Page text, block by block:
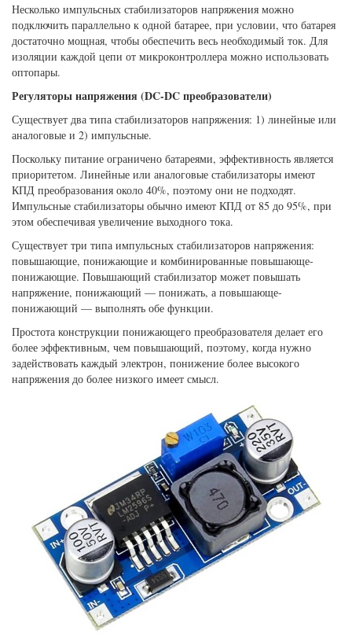
Несколько импульсных стабилизаторов напряжения можно
подключить параллельно к одной батарее, при условии, что батарея
достаточно мощная, чтобы обеспечить весь необходимый ток. Для
изоляции каждой цепи от микроконтроллера можно использовать
оптопары.
Регуляторы напряжения (DC-DC преобразователи)
Существует два типа стабилизаторов напряжения: 1) линейные или
аналоговые и 2) импульсные.
Поскольку питание ограничено батареями, эффективность является
приоритетом. Линейные или аналоговые стабилизаторы имеют
КПД преобразования около 40%, поэтому они не подходят.
Импульсные стабилизаторы обычно имеют КПД от 85 до 95%, при
этом обеспечивая увеличение выходного тока.
Существует три типа импульсных стабилизаторов напряжения:
повышающие, понижающие и комбинированные повышающе-
понижающие. Повышающий стабилизатор может повышать
напряжение, понижающий — понижать, а повышающе-
понижающий — выполнять обе функции.
Простота конструкции понижающего преобразователя делает его
более эффективным, чем повышающий, поэтому, когда нужно
задействовать каждый электрон, понижение более высокого
напряжения до более низкого имеет смысл.